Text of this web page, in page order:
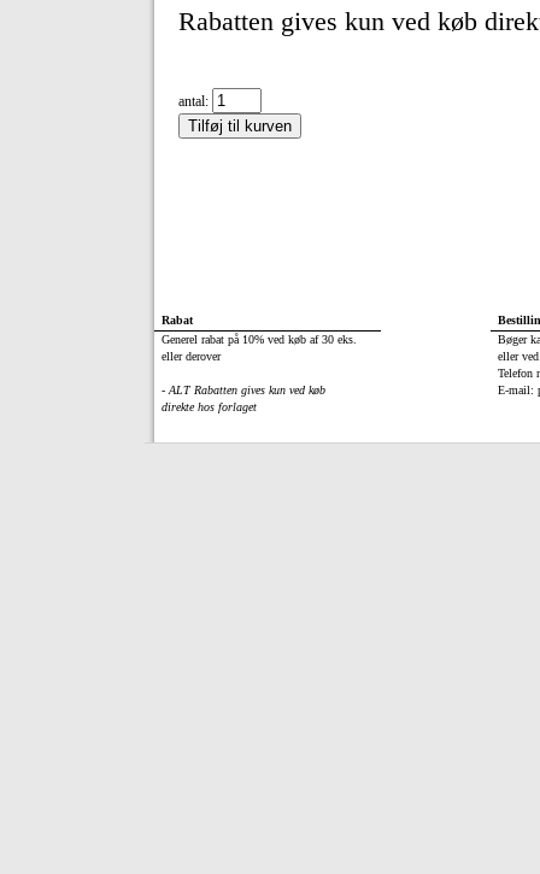
Rabatten gives kun ved køb
antal:
Rabat
Generel rabat på 10% ved køb af 30 eks.
eller derover
- ALT Rabatten gives kun ved køb
direkte hos forlaget
Bøger
eller
Telefon
E-mail: